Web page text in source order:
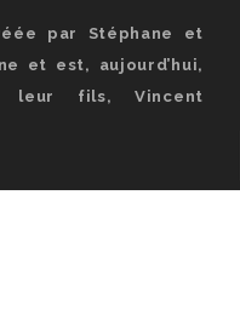
par Stéphane et
et est, aujourd’hui,
leur fils, Vincent